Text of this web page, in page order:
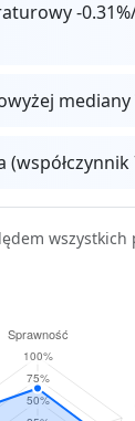
-
mediany
wszystkich